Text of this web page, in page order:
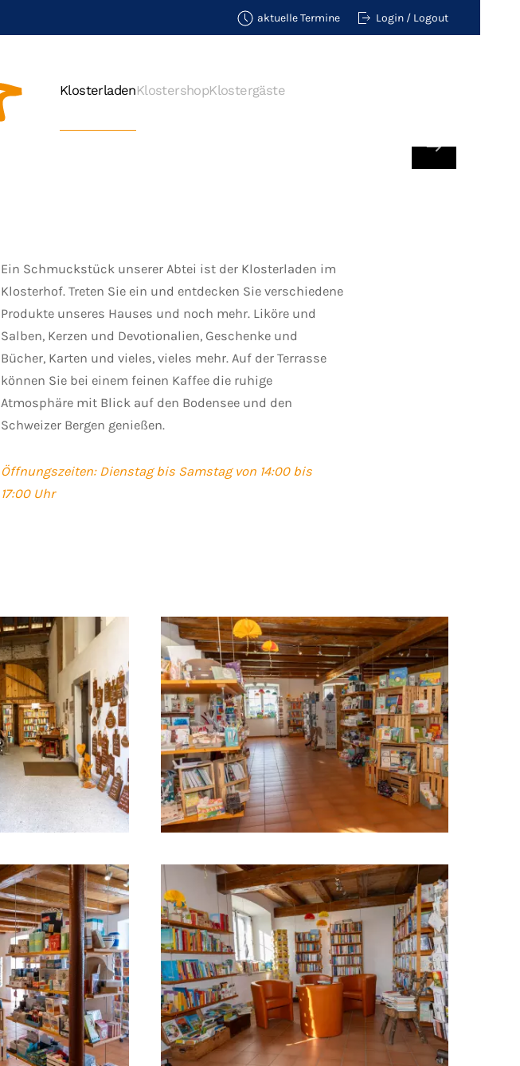
aktuelle Termine Login / Logout
KlosterladenKlostershopKlostergäste
Ein Schmuckstück unserer Abtei ist der Klosterladen im
Klosterhof. Treten Sie ein und entdecken Sie verschiedene
Produkte unseres Hauses und noch mehr. Liköre und
Salben, Kerzen und Devotionalien, Geschenke und
Bücher, Karten und vieles, vieles mehr. Auf der Terrasse
können Sie bei einem feinen Kaffee die ruhige
Atmosphäre mit Blick auf den Bodensee und den
Schweizer Bergen genießen.
Öffnungszeiten: Dienstag bis Samstag von 14:00 bis
17:00 Uhr